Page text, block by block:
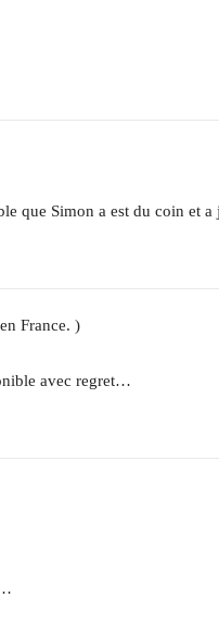
que Simon a est du coin et a
France. )
avec regret…